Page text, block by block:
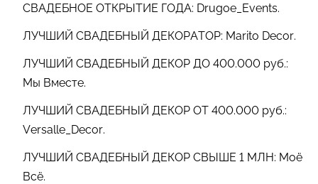
СВАДЕБНОЕ ОТКРЫТИЕ ГОДА: Drugoe_Events.
ЛУЧШИЙ СВАДЕБНЫЙ ДЕКОРАТОР: Marito Decor.
ЛУЧШИЙ СВАДЕБНЫЙ ДЕКОР ДО 400.000 руб.:
Мы Вместе.
ЛУЧШИЙ СВАДЕБНЫЙ ДЕКОР ОТ 400.000 руб.:
Versalle_Decor.
ЛУЧШИЙ СВАДЕБНЫЙ ДЕКОР СВЫШЕ 1 МЛН: Моё
Всё.